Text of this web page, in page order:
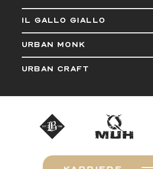
IL GALLO GIALLO
URBAN MONK
URBAN CRAFT